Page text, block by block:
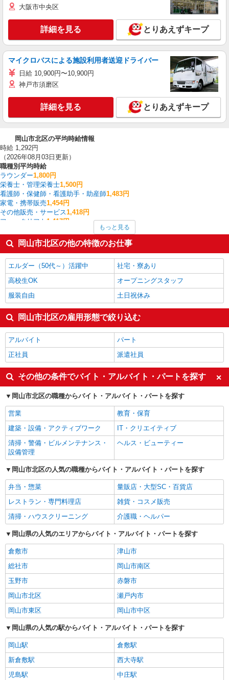
大阪市中央区
詳細を見る とりあえずキープ
マイクロバスによる施設利用者送迎ドライバー
日給 10,900円〜10,900円
神戸市須磨区
詳細を見る とりあえずキープ
岡山市北区の平均時給情報
時給 1,292円
（2026年08月03日更新）
職種別平均時給
ラウンダー1,800円
栄養士・管理栄養士1,500円
看護師・保健師・看護助手・助産師1,483円
家電・携帯販売1,454円
その他販売・サービス1,418円
フォークリフト 1,417円
その他介護・福祉1,350円
梱包・仕分け・ピッキング 1,344円
介護職・ヘルパー1,340円
岡山市北区の他の職種の平均時給を見る
もっと見る
岡山市北区の他の特徴のお仕事
エルダー（50代～）活躍中
社宅・寮あり
高校生OK
オープニングスタッフ
服装自由
土日祝休み
岡山市北区の雇用形態で絞り込む
アルバイト
パート
正社員
派遣社員
その他の条件でバイト・アルバイト・パートを探す
岡山市北区の職種からバイト・アルバイト・パートを探す
営業
教育・保育
建築・設備・アクティブワーク
IT・クリエイティブ
清掃・警備・ビルメンテナンス・
設備管理
ヘルス・ビューティー
岡山市北区の人気の職種からバイト・アルバイト・パートを探す
弁当・惣菜
量販店・大型SC・百貨店
レストラン・専門料理店
雑貨・コスメ販売
清掃・ハウスクリーニング
介護職・ヘルパー
岡山県の人気のエリアからバイト・アルバイト・パートを探す
倉敷市
津山市
総社市
岡山市南区
玉野市
赤磐市
岡山市北区
瀬戸内市
岡山市東区
岡山市中区
岡山県の人気の駅からバイト・アルバイト・パートを探す
岡山駅
倉敷駅
新倉敷駅
西大寺駅
児島駅
中庄駅